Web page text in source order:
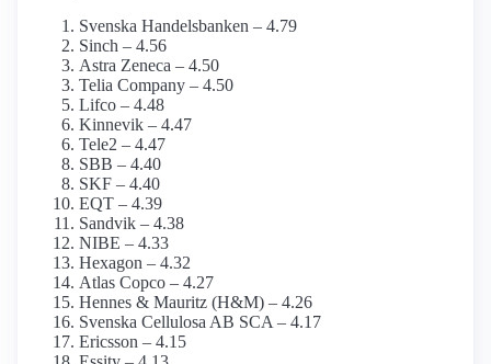
Svenska Handelsbanken – 4.79
Sinch – 4.56
Astra Zeneca – 4.50
Telia Company – 4.50
Lifco – 4.48
Kinnevik – 4.47
Tele2 – 4.47
SBB – 4.40
SKF – 4.40
EQT – 4.39
Sandvik – 4.38
NIBE – 4.33
Hexagon – 4.32
Atlas Copco – 4.27
Hennes & Mauritz (H&M) – 4.26
Svenska Cellulosa AB SCA – 4.17
Ericsson – 4.15